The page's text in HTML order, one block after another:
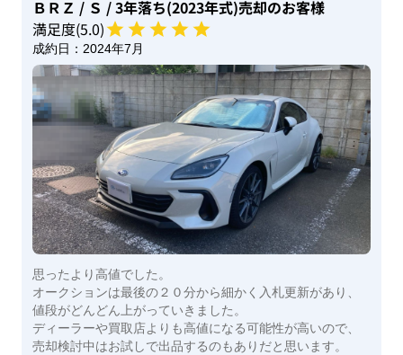
ＢＲＺ / Ｓ / 3年落ち(2023年式)売却のお客様
満足度(5.0)
成約日： 2024年7月
思ったより高値でした。
オークションは最後の２０分から細かく入札更新があり、
値段がどんどん上がっていきました。
ディーラーや買取店よりも高値になる可能性が高いので、
売却検討中はお試しで出品するのもありだと思います。